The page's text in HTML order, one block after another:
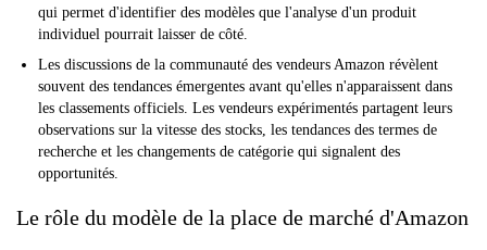
qui permet d'identifier des modèles que l'analyse d'un produit
individuel pourrait laisser de côté.
Les discussions de la communauté des vendeurs Amazon révèlent
souvent des tendances émergentes avant qu'elles n'apparaissent dans
les classements officiels. Les vendeurs expérimentés partagent leurs
observations sur la vitesse des stocks, les tendances des termes de
recherche et les changements de catégorie qui signalent des
opportunités.
Le rôle du modèle de la place de marché d'Amazon